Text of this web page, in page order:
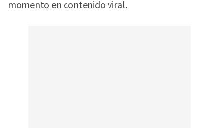
momento en contenido viral.